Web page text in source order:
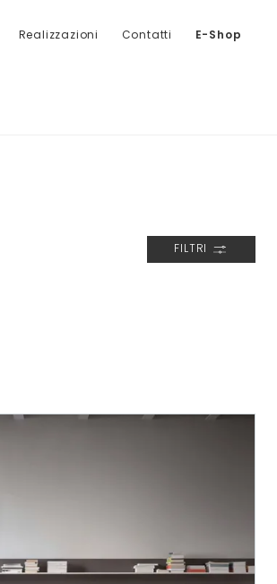
Realizzazioni Contatti E-Shop
FILTRI